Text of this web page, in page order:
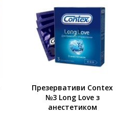
Презервативи Contex
№3 Long Love з
анестетиком